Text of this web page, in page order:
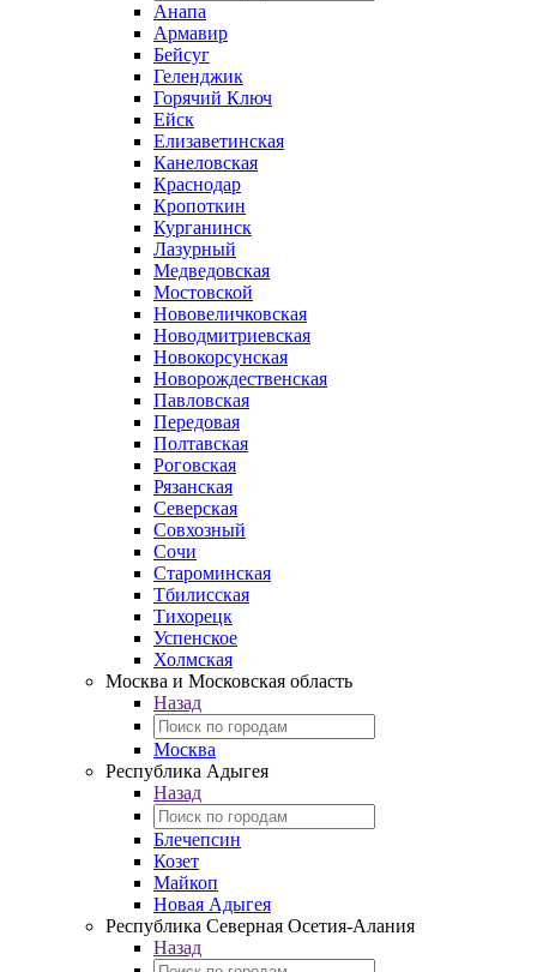
Анапа
Армавир
Бейсуг
Геленджик
Горячий Ключ
Ейск
Елизаветинская
Канеловская
Краснодар
Кропоткин
Курганинск
Лазурный
Медведовская
Мостовской
Нововеличковская
Новодмитриевская
Новокорсунская
Новорождественская
Павловская
Передовая
Полтавская
Роговская
Рязанская
Северская
Совхозный
Сочи
Староминская
Тбилисская
Тихорецк
Успенское
Холмская
Москва и Московская область
Назад
Москва
Республика Адыгея
Назад
Блечепсин
Козет
Майкоп
Новая Адыгея
Республика Северная Осетия-Алания
Назад